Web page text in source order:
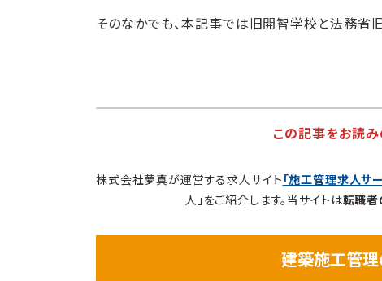
そのなかでも、本記事では旧開智学校と法務省
この記事をお読
株式会社夢真が運営する求人サイト 「施工管理求人サー
人」をご紹介します。当サイトは転職者
建築施工管